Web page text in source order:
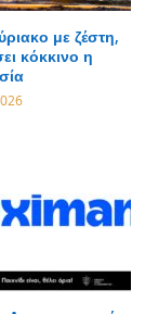
με ζέστη,
κόκκινο η